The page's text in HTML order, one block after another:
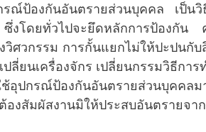
รณ์ป้องกันอันตรายส่วนบุคคล เป็น
งโดยทั่วไปจะยึดหลักการป้องกัน
วิศวกรรม การกั้นแยกไม่ให้ปะปนกั
ปลี่ยนเครื่องจักร เปลี่ยนกรรมวิธีกา
อุปกรณ์ป้องกันอันตรายส่วนบุคคล
องสัมผัสงานมิให้ประสบอันตรายจ